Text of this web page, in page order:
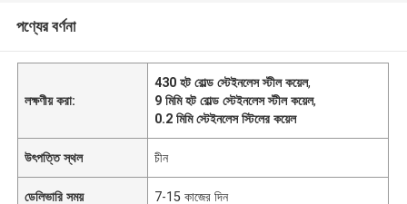
পণ্যের বর্ণনা
লক্ষণীয় করা:
430 হট রোল্ড স্টেইনলেস স্টীল কয়েল,
9 মিমি হট রোল্ড স্টেইনলেস স্টীল কয়েল,
0.2 মিমি স্টেইনলেস স্টিলের কয়েল
উৎপত্তি স্থল চীন
ডেলিভারি সময় 7-15 কাজের দিন